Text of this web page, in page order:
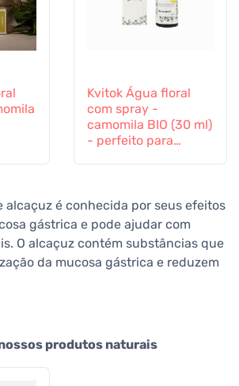
Kvitok Água floral
com spray -
camomila BIO (30 ml)
- perfeito para
alcaçuz é conhecida por seus efeitos
gástrica e pode ajudar com
O alcaçuz contém substâncias que
da mucosa gástrica e reduzem
produtos naturais